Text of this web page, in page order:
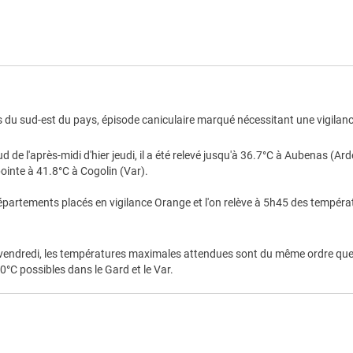
les sujets en bonne santé.
âgées, les personnes
de la santé mentale, les
travaillent dehors, attention à la
des maux de tête, des nausées,
confusion, des convulsions et
Continuez à manger
Ne sortez pas aux heures les
Essayez de vous rendre
Limitez vos activités
chroniques ou isolées
du sud-est du pays, épisode caniculaire marqué nécessitant une
de l'après-midi d'hier jeudi, il a été relevé jusqu'à 36.7°C à Aubenas
à 41.8°C à Cogolin (Var).
placés en vigilance Orange et l'on relève à 5h45 des
les températures maximales attendues sont du même ordre
possibles dans le Gard et le Var.